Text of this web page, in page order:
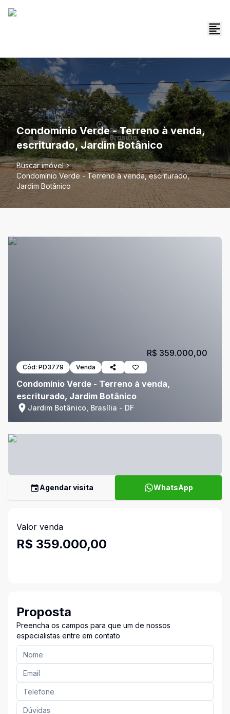
Condomínio Verde - Terreno à venda,
escriturado, Jardim Botânico
Buscar imóvel
Condomínio Verde - Terreno à venda, escriturado,
Jardim Botânico
Cód: PD3779 Venda
Condomínio Verde - Terreno à venda,
escriturado, Jardim Botânico
Jardim Botânico, Brasília - DF
R$ 359.000,00
Agendar visita WhatsApp
Valor venda
R$ 359.000,00
Proposta
Preencha os campos para que um de nossos
especialistas entre em contato